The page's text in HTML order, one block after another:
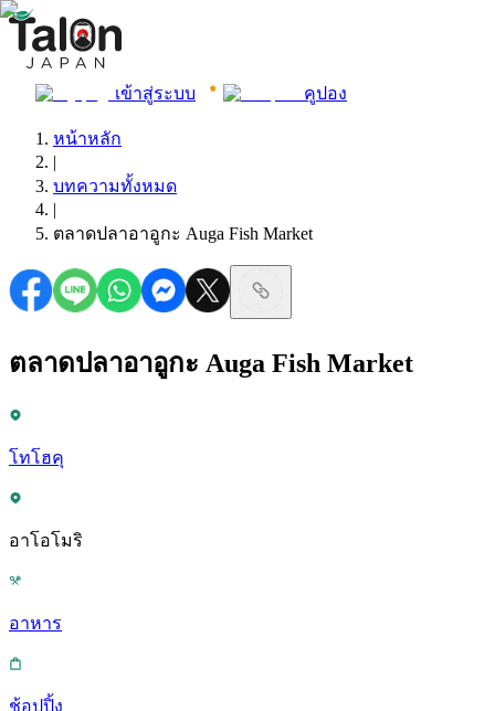
เข้าสู่ระบบ คูปอง
หน้าหลัก
|
บทความทั้งหมด
|
ตลาดปลาอาอูกะ Auga Fish Market
ตลาดปลาอาอูกะ Auga Fish Market
โทโฮคุ
อาโอโมริ
อาหาร
ช้อปปิ้ง